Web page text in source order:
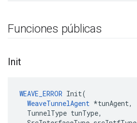
Funciones públicas
Init
WEAVE_ERROR Init(
WeaveTunnelAgent *tunAgent,
TunnelType tunType,